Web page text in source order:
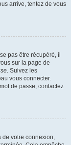
arrive, tentez de vous
pas être récupéré, il
sur la page de
. Suivez les
vous connecter.
de passe, contactez
de votre connexion,